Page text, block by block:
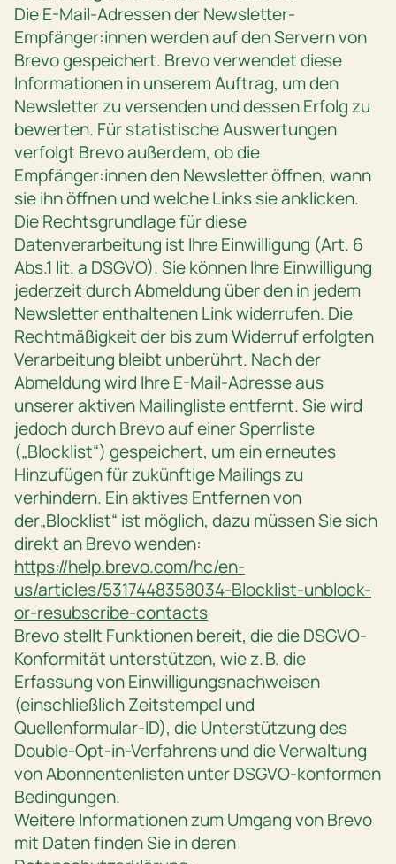
Die E-Mail-Adressen der Newsletter-
Empfänger:innen werden auf den Servern von
Brevo gespeichert. Brevo verwendet diese
Informationen in unserem Auftrag, um den
Newsletter zu versenden und dessen Erfolg zu
bewerten. Für statistische Auswertungen
verfolgt Brevo außerdem, ob die
Empfänger:innen den Newsletter öffnen, wann
sie ihn öffnen und welche Links sie anklicken.
Die Rechtsgrundlage für diese
Datenverarbeitung ist Ihre Einwilligung (Art. 6
Abs.1 lit. a DSGVO). Sie können Ihre Einwilligung
jederzeit durch Abmeldung über den in jedem
Newsletter enthaltenen Link widerrufen. Die
Rechtmäßigkeit der bis zum Widerruf erfolgten
Verarbeitung bleibt unberührt. Nach der
Abmeldung wird Ihre E-Mail-Adresse aus
unserer aktiven Mailingliste entfernt. Sie wird
jedoch durch Brevo auf einer Sperrliste
(„Blocklist“) gespeichert, um ein erneutes
Hinzufügen für zukünftige Mailings zu
verhindern. Ein aktives Entfernen von
der„Blocklist“ ist möglich, dazu müssen Sie sich
direkt an Brevo wenden:
https://help.brevo.com/hc/en-
us/articles/5317448358034-Blocklist-unblock-
or-resubscribe-contacts
Brevo stellt Funktionen bereit, die die DSGVO-
Konformität unterstützen, wie z. B. die
Erfassung von Einwilligungsnachweisen
(einschließlich Zeitstempel und
Quellenformular-ID), die Unterstützung des
Double-Opt-in-Verfahrens und die Verwaltung
von Abonnentenlisten unter DSGVO-konformen
Bedingungen.
Weitere Informationen zum Umgang von Brevo
mit Daten finden Sie in deren